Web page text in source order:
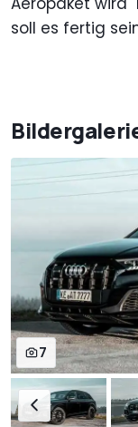
soll es fertig
7